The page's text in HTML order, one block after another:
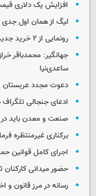
افزایش یک دلاری
لیگ از همان اول
رونمایی از ۲ خرید جدید پرسپولیس
جهانگیر: محمدباقر
ساعدی‌نیا
دعوت مجدد عربستان
ادعای جنجالی تلگراف
صنعت و معدن باید در
برکناری غیرمنتظره
اجرای کامل قوانین
حضور میدانی
رسانه در مرز قانون و